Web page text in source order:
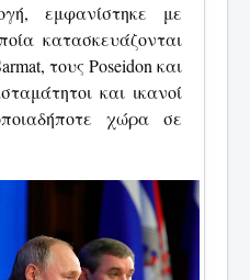
εμφανίστηκε με
κατασκευάζονται
τους Poseidon και
και ικανοί
χώρα σε